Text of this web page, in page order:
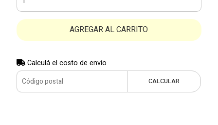
AGREGAR AL CARRITO
Calculá el costo de envío
CALCULAR